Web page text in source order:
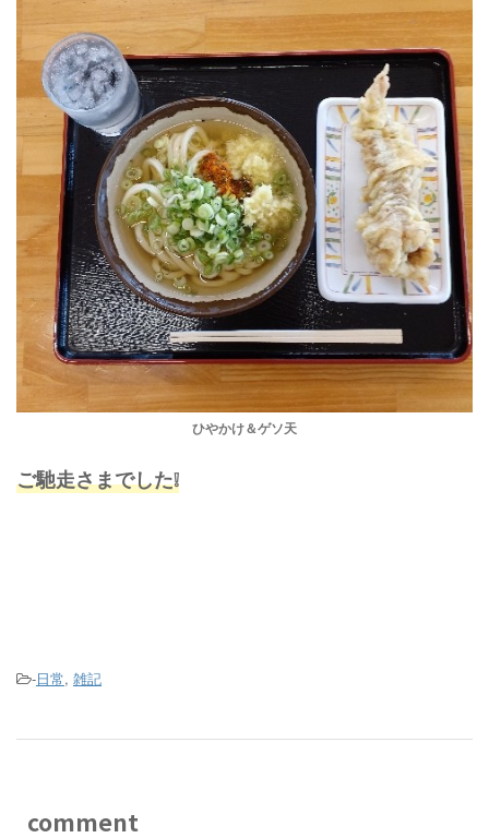
ひやかけ＆ゲソ天
ご馳走さまでした❕
-日常, 雑記
comment